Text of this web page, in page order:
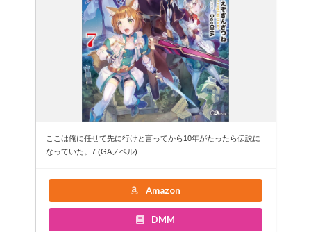
ここは俺に任せて先に行けと言ってから10年がたったら伝説に
なっていた。7 (GAノベル)
Amazon
DMM